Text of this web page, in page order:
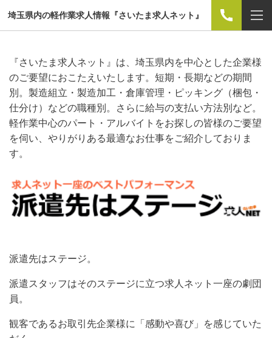
埼玉県内の軽作業求人情報『さいたま求人ネット』
『さいたま求人ネット』は、埼玉県内を中心とした企業様
のご要望におこたえいたします。短期・長期などの期間
別。製造組立・製造加工・倉庫管理・ピッキング（梱包・
仕分け）などの職種別。さらに給与の支払い方法別など。
軽作業中心のパート・アルバイトをお探しの皆様のご要望
を伺い、やりがりある最適なお仕事をご紹介しておりま
す。
派遣先はステージ。
派遣スタッフはそのステージに立つ求人ネット一座の劇団
員。
観客であるお取引先企業様に「感動や喜び」を感じていた